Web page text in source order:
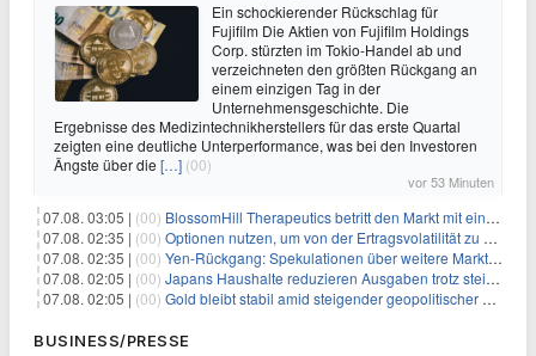
Ein schockierender Rückschlag für
Fujifilm Die Aktien von Fujifilm Holdings
Corp. stürzten im Tokio-Handel ab und
verzeichneten den größten Rückgang an
einem einzigen Tag in der
Unternehmensgeschichte. Die
Ergebnisse des Medizintechnikherstellers für das erste Quartal
zeigten eine deutliche Unterperformance, was bei den Investoren
Ängste über die […] (00)
vor 53 Minuten
07.08. 03:05 | (00) BlossomHill Therapeutics betritt den Markt mit einem IPO-Boost von 150 Millionen Dollar
07.08. 02:35 | (00) Optionen nutzen, um von der Ertragsvolatilität zu profitieren
07.08. 02:35 | (00) Yen-Rückgang: Spekulationen über weitere Marktinterventionen nehmen zu
07.08. 02:05 | (00) Japans Haushalte reduzieren Ausgaben trotz steigender Löhne: Ein Warnsignal für das Wachstum
07.08. 02:05 | (00) Gold bleibt stabil amid steigender geopolitischer Spannungen im Persischen Golf
BUSINESS/PRESSE